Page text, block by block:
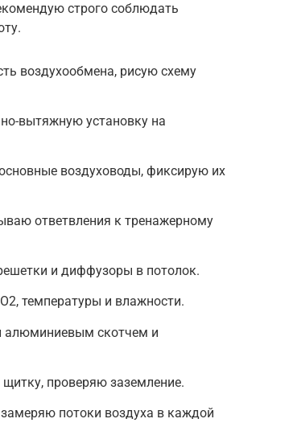
строго соблюдать
воздухообмена, рисую схему
вытяжную установку на
воздуховоды, фиксирую их
ответвления к тренажерному
и диффузоры в потолок.
температуры и влажности.
алюминиевым скотчем и
проверяю заземление.
потоки воздуха в каждой